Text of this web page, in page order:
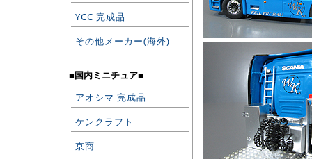
YCC 完成品
その他メーカー(海外)
■国内ミニチュア■
アオシマ 完成品
ケンクラフト
京商